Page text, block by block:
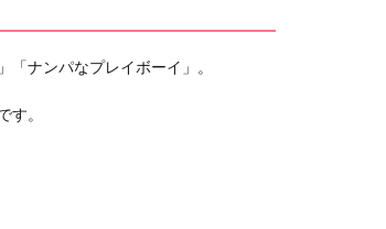
ナンパなプレイボーイ」。
す。